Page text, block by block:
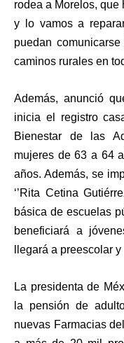
rodea a Morelos,
y lo vamos a
puedan
caminos rurales en
Además, anunció
inicia el registro
Bienestar de las
mujeres de 63 a 64
años. Además, se
‘’Rita Cetina
básica de escuelas
beneficiará a
llegará a preescolar
La presidenta de
la pensión de
nuevas Farmacias